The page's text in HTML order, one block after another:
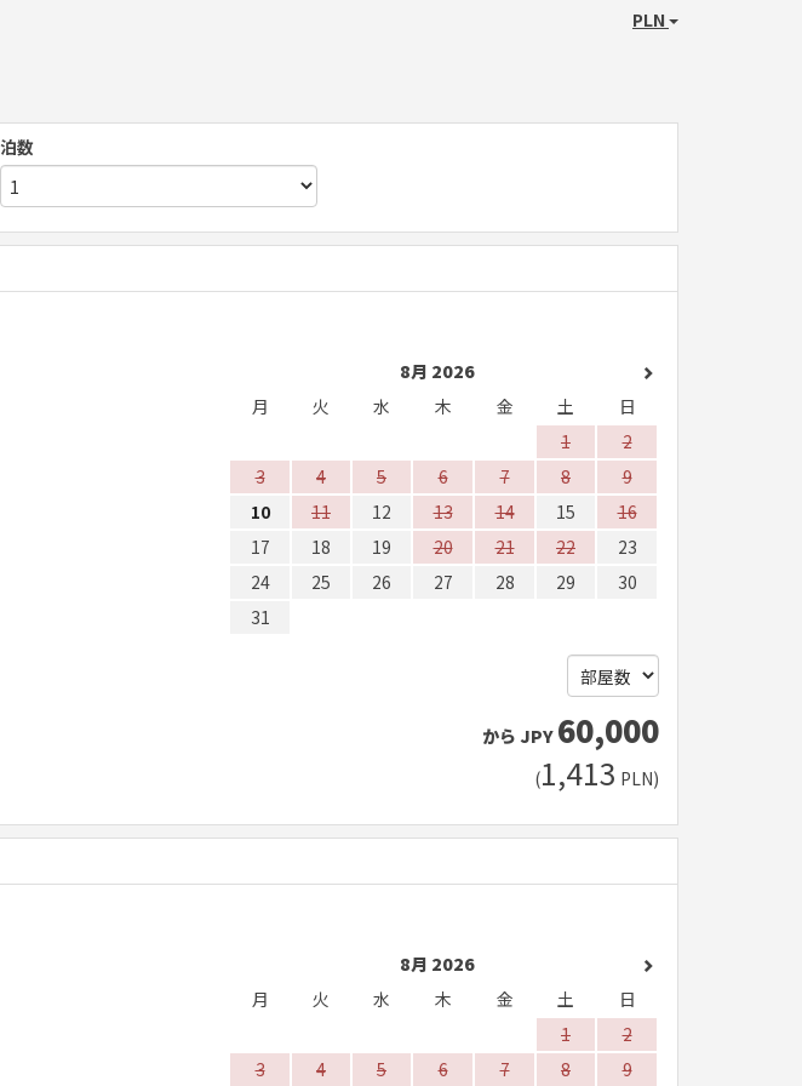
PLN
泊数
8月 2026
月
火 水 木 金 土
日
1
2
3
4 5 6 7 8
9
10
11 12 13 14 15
16
17
18 19 20 21 22
23
24
25 26 27 28 29
30
31
から JPY 60,000
(1,413 PLN)
8月 2026
月
火 水 木 金 土
日
1
2
3
4 5 6 7 8 9